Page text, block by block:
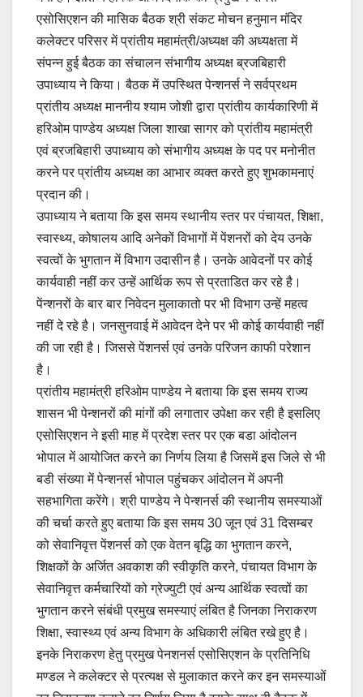
एसोसिएशन की मासिक बैठक श्री संकट मोचन हनुमान मंदिर
कलेक्टर परिसर में प्रांतीय महामंत्री/अध्यक्ष की अध्यक्षता में
संपन्न हुई बैठक का संचालन संभागीय अध्यक्ष ब्रजबिहारी
उपाध्याय ने किया। बैठक में उपस्थित पेन्शनर्स ने सर्वप्रथम
प्रांतीय अध्यक्ष माननीय श्याम जोशी द्वारा प्रांतीय कार्यकारिणी में
हरिओम पाण्डेय अध्यक्ष जिला शाखा सागर को प्रांतीय महामंत्री
एवं ब्रजबिहारी उपाध्याय को संभागीय अध्यक्ष के पद पर मनोनीत
करने पर प्रांतीय अध्यक्ष का आभार व्यक्त करते हुए शुभकामनाएं
प्रदान की।
उपाध्याय ने बताया कि इस समय स्थानीय स्तर पर पंचायत, शिक्षा,
स्वास्थ्य, कोषालय आदि अनेकों विभागों में पेंशनरों को देय उनके
स्वत्वों के भुगतान में विभाग उदासीन है। उनके आवेदनों पर कोई
कार्यवाही नहीं कर उन्हें आर्थिक रूप से प्रताडित कर रहे है।
पेंन्शनरों के बार बार निवेदन मुलाकातो पर भी विभाग उन्हें महत्व
नहीं दे रहे है। जनसुनवाई में आवेदन देने पर भी कोई कार्यवाही नहीं
की जा रही है। जिससे पेंशनर्स एवं उनके परिजन काफी परेशान
है।
प्रांतीय महामंत्री हरिओम पाण्डेय ने बताया कि इस समय राज्य
शासन भी पेन्शनरों की मांगों की लगातार उपेक्षा कर रही है इसलिए
एसोसिएशन ने इसी माह में प्रदेश स्तर पर एक बडा आंदोलन
भोपाल में आयोजित करने का निर्णय लिया है जिसमें इस जिले से भी
बडी संख्या में पेन्शनर्स भोपाल पहुंचकर आंदोलन में अपनी
सहभागिता करेंगे। श्री पाण्डेय ने पेन्शनर्स की स्थानीय समस्याओं
की चर्चा करते हुए बताया कि इस समय 30 जून एवं 31 दिसम्बर
को सेवानिवृत्त पेंशनर्स को एक वेतन बृद्धि का भुगतान करने,
शिक्षकों के अर्जित अवकाश की स्वीकृति करने, पंचायत विभाग के
सेवानिवृत्त कर्मचारियों को ग्रेज्युटी एवं अन्य आर्थिक स्वत्वों का
भुगतान करने संबंधी प्रमुख समस्याएं लंबित है जिनका निराकरण
शिक्षा, स्वास्थ्य एवं अन्य विभाग के अधिकारी लंबित रखे हुए है।
इनके निराकरण हेतु प्रमुख पेनशनर्स एसोसिएशन के प्रतिनिधि
मण्डल ने कलेक्टर से प्रत्यक्ष से मुलाकात करने कर इन समस्याओं